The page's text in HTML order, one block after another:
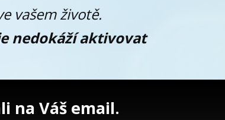
vašem životě.
nedokáží aktivovat
na Váš email.